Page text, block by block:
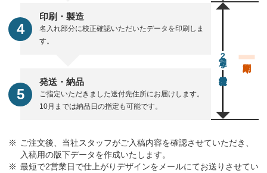
印刷・製造
名入れ部分に校正確認いただいたデータを印刷しま
す。
発送・納品
ご指定いただきました送付先住所にお届けします。
10月までは納品日の指定も可能です。
通常29営業日後出荷
ご注文後、当社スタッフがご入稿内容を確認させていただき、
入稿用の版下データを作成いたします。
最短で2営業日で仕上がりデザインをメールにてお送りさせてい